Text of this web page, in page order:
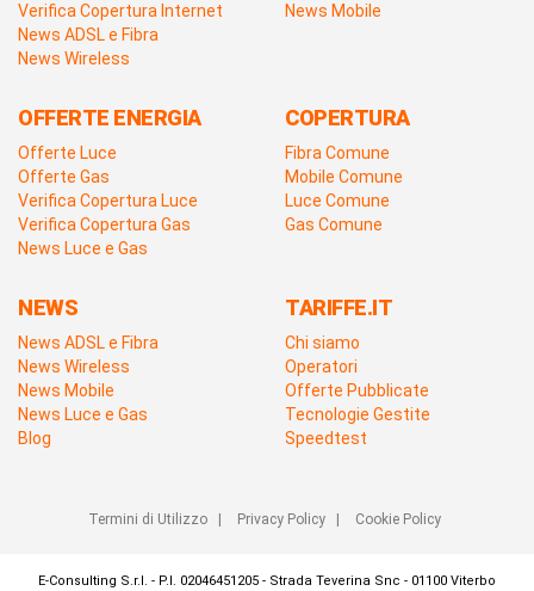
Verifica Copertura Internet
News ADSL e Fibra
News Wireless
News Mobile
OFFERTE ENERGIA
Offerte Luce
Offerte Gas
Verifica Copertura Luce
Verifica Copertura Gas
News Luce e Gas
COPERTURA
Fibra Comune
Mobile Comune
Luce Comune
Gas Comune
NEWS
News ADSL e Fibra
News Wireless
News Mobile
News Luce e Gas
Blog
TARIFFE.IT
Chi siamo
Operatori
Offerte Pubblicate
Tecnologie Gestite
Speedtest
Termini di Utilizzo| Privacy Policy| Cookie Policy
E-Consulting S.r.l. - P.I. 02046451205 - Strada Teverina Snc - 01100 Viterbo